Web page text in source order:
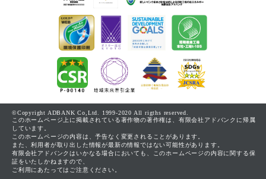
©Copyright ADBANK Co,Ltd. 1999-2020 All rigths reserved.
このホームページ上に掲載されている著作物の著作権は、有限会社アドバンクに帰属
しています。
このホームページの内容は、予告なく変更されることがあります。
また、利用者が取り出した情報が最新の情報ではない可能性があります。
有限会社アドバンクはいかなる場合においても、このホームページの内容に関する保
証をいたしかねますので、
ご利用にあたってはご注意ください。